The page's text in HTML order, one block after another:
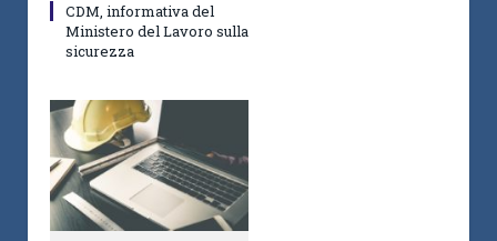
CDM, informativa del
Ministero del Lavoro sulla
sicurezza